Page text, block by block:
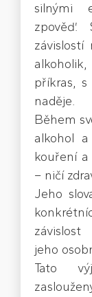
silnými
příkras,
naděje.
Během
alkohol
kouření
– ničí
Jeho
závislost
jeho
Tato